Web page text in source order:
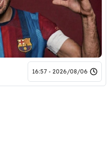
2026/08/06 - 16:57